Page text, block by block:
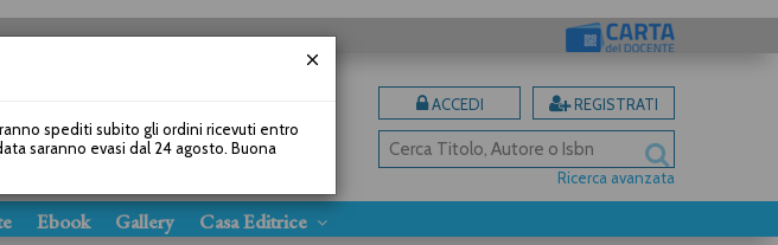
ACCEDI REGISTRATI
Ricerca avanzata
Ebook Gallery Casa Editrice
spediti subito gli ordini ricevuti entro
saranno evasi dal 24 agosto. Buona